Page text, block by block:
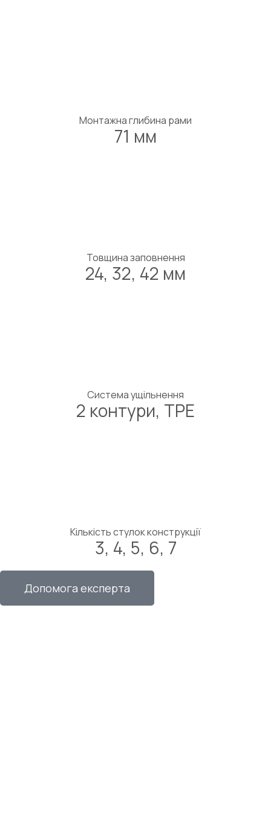
Монтажна глибина рами
71 мм
Товщина заповнення
24, 32, 42 мм
Система ущільнення
2 контури, ТРЕ
Кількість стулок конструкції
3, 4, 5, 6, 7
Допомога експерта